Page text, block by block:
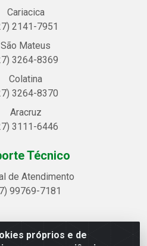
próprios e de
Cariacica
2141-7951
São Mateus
3264-8369
Colatina
3264-8370
Aracruz
3111-6446
Técnico
de Atendimento
99769-7181
- Avenida Alegre, 2521 -